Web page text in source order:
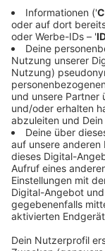
Der Termin am
technisch.
gingen die
Richtung der
immer wieder in
Angeklagten
genau
Zeitpunkt des
selbst war bei
jedoch abseits
während des
jeglichen
Für die Eltern
an der